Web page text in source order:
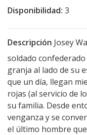
Disponibilidad: 3
Descripción Josey
soldado
granja al lado de su
que un día, llegan
rojas (al servicio de
su familia. Desde
venganza y se
el último hombre